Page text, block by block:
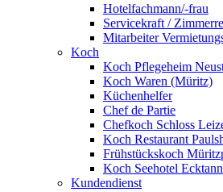
Hotelfachmann/-frau
Servicekraft /
Mitarbeiter
Koch
Koch Pflegeheim
Koch Waren (Müritz)
Küchenhelfer
Chef de Partie
Chefkoch Schloss
Koch Restaurant
Frühstückskoch
Koch Seehotel
Kundendienst